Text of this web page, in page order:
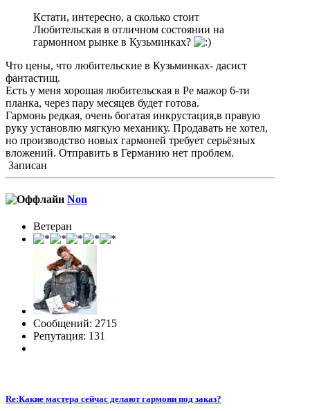
Кстати, интересно, а сколько стоит
Любительская в отличном состоянии на
гармонном рынке в Кузьминках?
Что цены, что любительские в Кузьминках- дасист
фантастищ.
Есть у меня хорошая любительская в Ре мажор 6-ти
планка, через пару месяцев будет готова.
Гармонь редкая, очень богатая инкрустация,в правую
руку установлю мягкую механику. Продавать не хотел,
но производство новых гармоней требует серьёзных
вложений. Отправить в Германию нет проблем.
Записан
Non
Ветеран
Сообщений: 2715
Репутация: 131
Re:Какие мастера сейчас делают гармони под заказ?